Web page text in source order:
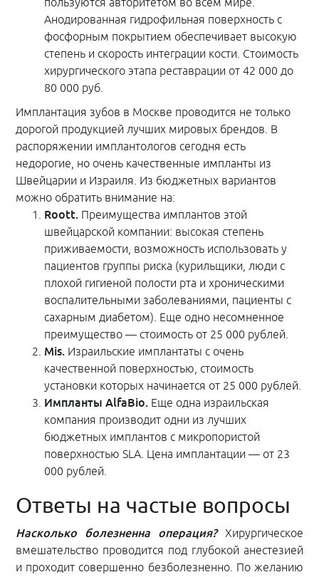
пользуются авторитетом во всем мире.
Анодированная гидрофильная поверхность с
фосфорным покрытием обеспечивает высокую
степень и скорость интеграции кости. Стоимость
хирургического этапа реставрации от 42 000 до
80 000 руб.
Имплантация зубов в Москве проводится не только
дорогой продукцией лучших мировых брендов. В
распоряжении имплантологов сегодня есть
недорогие, но очень качественные импланты из
Швейцарии и Израиля. Из бюджетных вариантов
можно обратить внимание на:
Roott. Преимущества имплантов этой
швейцарской компании: высокая степень
приживаемости, возможность использовать у
пациентов группы риска (курильщики, люди с
плохой гигиеной полости рта и хроническими
воспалительными заболеваниями, пациенты с
сахарным диабетом). Еще одно несомненное
преимущество — стоимость от 25 000 рублей.
Mis. Израильские имплантаты с очень
качественной поверхностью, стоимость
установки которых начинается от 25 000 рублей.
Импланты AlfaBio. Еще одна израильская
компания производит одни из лучших
бюджетных имплантов с микропористой
поверхностью SLA. Цена имплантации — от 23
000 рублей.
Ответы на частые вопросы
Насколько болезненна операция?Хирургическое
вмешательство проводится под глубокой анестезией
и проходит совершенно безболезненно. По желанию